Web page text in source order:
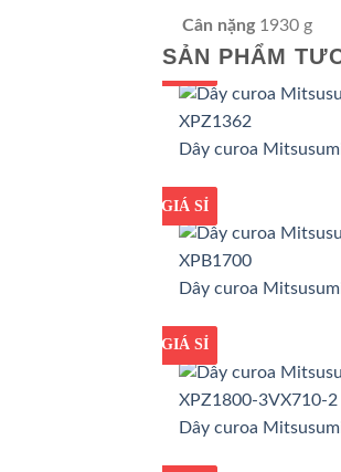
Cân nặng 1930 g
SẢN PHẨM
GIÁ TỐT
GIÁ SỈ
Dây curoa
GIÁ TỐT
GIÁ SỈ
Dây curoa
GIÁ TỐT
GIÁ SỈ
Dây curoa